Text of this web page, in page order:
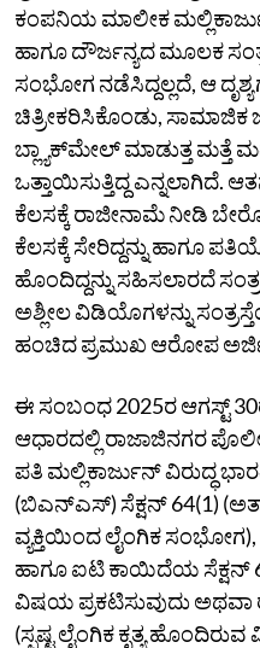
ಕಂಪನಿಯ ಮಾಲೀಕ
ಹಾಗೂ ದೌರ್ಜನ್ಯದ ಮೂಲಕ
ಸಂಭೋಗ ನಡೆಸಿದ್ದಲ್ಲದೆ, ಆ
ಚಿತ್ರೀಕರಿಸಿಕೊಂಡು, ಸಾಮಾಜಿಕ
ಬ್ಲ್ಯಾಕ್‌ಮೇಲ್ ಮಾಡುತ್ತ ಮತ್ತೆ
ಒತ್ತಾಯಿಸುತ್ತಿದ್ದ ಎನ್ನಲಾಗಿದೆ.
ಕೆಲಸಕ್ಕೆ ರಾಜೀನಾಮೆ ನೀಡಿ
ಕೆಲಸಕ್ಕೆ ಸೇರಿದ್ದನ್ನು ಹಾಗೂ
ಹೊಂದಿದ್ದನ್ನು ಸಹಿಸಲಾರದೆ
ಅಶ್ಲೀಲ ವಿಡಿಯೊಗಳನ್ನು
ಹಂಚಿದ ಪ್ರಮುಖ ಆರೋಪ
ಈ ಸಂಬಂಧ 2025ರ ಆಗಸ್ಟ್
ಆಧಾರದಲ್ಲಿ ರಾಜಾಜಿನಗರ
ಪತಿ ಮಲ್ಲಿಕಾರ್ಜುನ್ ವಿರುದ್ಧ
(ಬಿಎನ್ಎಸ್) ಸೆಕ್ಷನ್ 64(1)
ವ್ಯಕ್ತಿಯಿಂದ ಲೈಂಗಿಕ
ಹಾಗೂ ಐಟಿ ಕಾಯಿದೆಯ ಸೆಕ್ಷನ್
ವಿಷಯ ಪ್ರಕಟಿಸುವುದು ಅಥವಾ
(ಸ್ಪಷ್ಟ ಲೈಂಗಿಕ ಕೃತ್ಯ